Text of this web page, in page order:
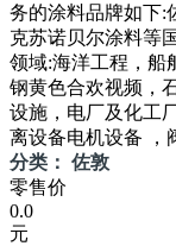
务的涂料品牌如下:佐
克苏诺贝尔涂料等国
领域:海洋工程，船
钢黄色合欢视频，石
设施，电厂及化工厂
离设备电机设备 ，阀
分类： 佐敦
零售价
0.0
元